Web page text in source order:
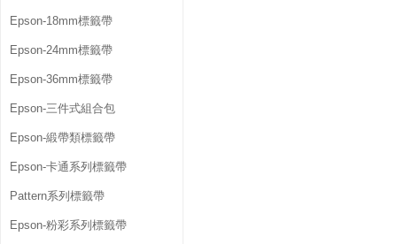
Epson-18mm標籤帶
Epson-24mm標籤帶
Epson-36mm標籤帶
Epson-三件式組合包
Epson-緞帶類標籤帶
Epson-卡通系列標籤帶
Pattern系列標籤帶
Epson-粉彩系列標籤帶